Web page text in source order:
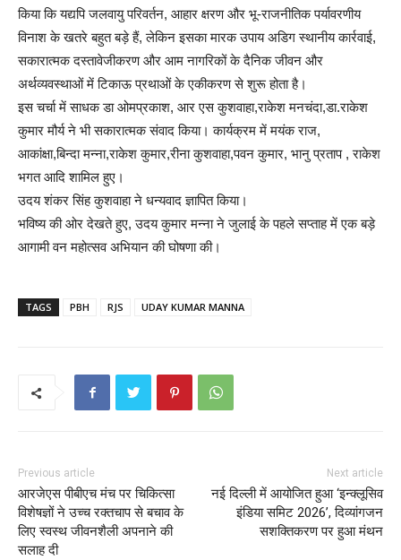
किया कि यद्यपि जलवायु परिवर्तन, आहार क्षरण और भू-राजनीतिक पर्यावरणीय
विनाश के खतरे बहुत बड़े हैं, लेकिन इसका मारक उपाय अडिग स्थानीय कार्रवाई,
सकारात्मक दस्तावेजीकरण और आम नागरिकों के दैनिक जीवन और
अर्थव्यवस्थाओं में टिकाऊ प्रथाओं के एकीकरण से शुरू होता है।
इस चर्चा में साधक डा ओमप्रकाश, आर एस कुशवाहा,राकेश मनचंदा,डा.राकेश
कुमार मौर्य ने भी सकारात्मक संवाद किया। कार्यक्रम में मयंक राज,
आकांक्षा,बिन्दा मन्ना,राकेश कुमार,रीना कुशवाहा,पवन कुमार, भानु प्रताप , राकेश
भगत आदि शामिल हुए।
उदय शंकर सिंह कुशवाहा ने धन्यवाद ज्ञापित किया।
भविष्य की ओर देखते हुए, उदय कुमार मन्ना ने जुलाई के पहले सप्ताह में एक बड़े
आगामी वन महोत्सव अभियान की घोषणा की।
TAGS PBH RJS UDAY KUMAR MANNA
Previous article
आरजेएस पीबीएच मंच पर चिकित्सा
विशेषज्ञों ने उच्च रक्तचाप से बचाव के
लिए स्वस्थ जीवनशैली अपनाने की
सलाह दी
Next article
नई दिल्ली में आयोजित हुआ ‘इन्क्लूसिव
इंडिया समिट 2026’, दिव्यांगजन
सशक्तिकरण पर हुआ मंथन